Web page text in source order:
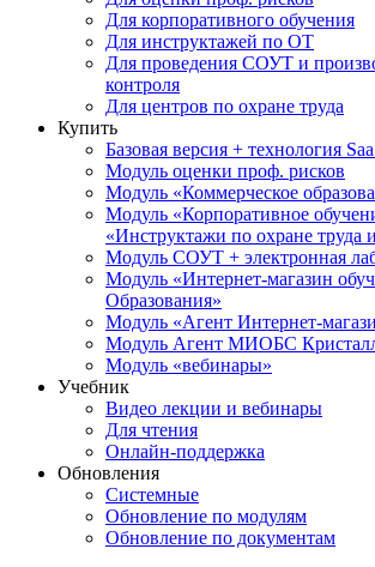
Для корпоративного обучения
Для инструктажей по ОТ
Для проведения СОУТ и
контроля
Для центров по охране труда
Купить
Базовая версия + технология
Модуль оценки проф. рисков
Модуль «Коммерческое
Модуль «Корпоративное
«Инструктажи по охране труда
Модуль СОУТ + электронная
Модуль «Интернет-магазин
Образования»
Модуль «Агент Интернет-
Модуль Агент МИОБС
Модуль «вебинары»
Учебник
Видео лекции и вебинары
Для чтения
Онлайн-поддержка
Обновления
Системные
Обновление по модулям
Обновление по документам